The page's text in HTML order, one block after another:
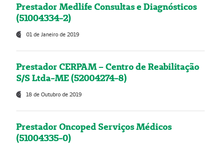
Prestador Medlife Consultas e Diagnósticos
(51004334-2)
01 de Janeiro de 2019
Prestador CERPAM – Centro de Reabilitação
S/S Ltda-ME (52004274-8)
18 de Outubro de 2019
Prestador Oncoped Serviços Médicos
(51004335-0)